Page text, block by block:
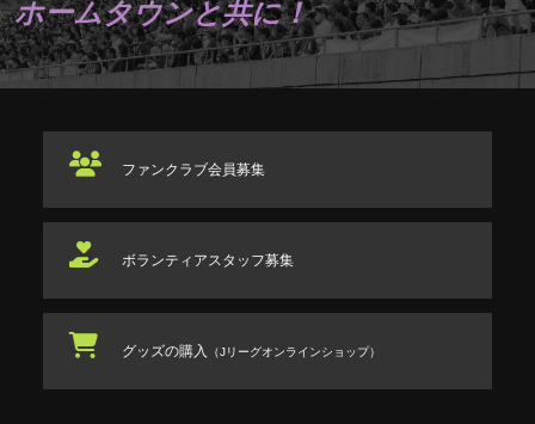
ホームタウンと共に！
ファンクラブ会員募集
ボランティアスタッフ募集
グッズの購入 （Jリーグオンラインショップ）